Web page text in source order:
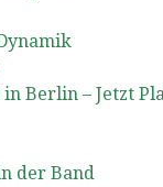
Berlin – Jetzt
der Band